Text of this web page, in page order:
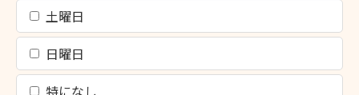
土曜日
日曜日
特になし